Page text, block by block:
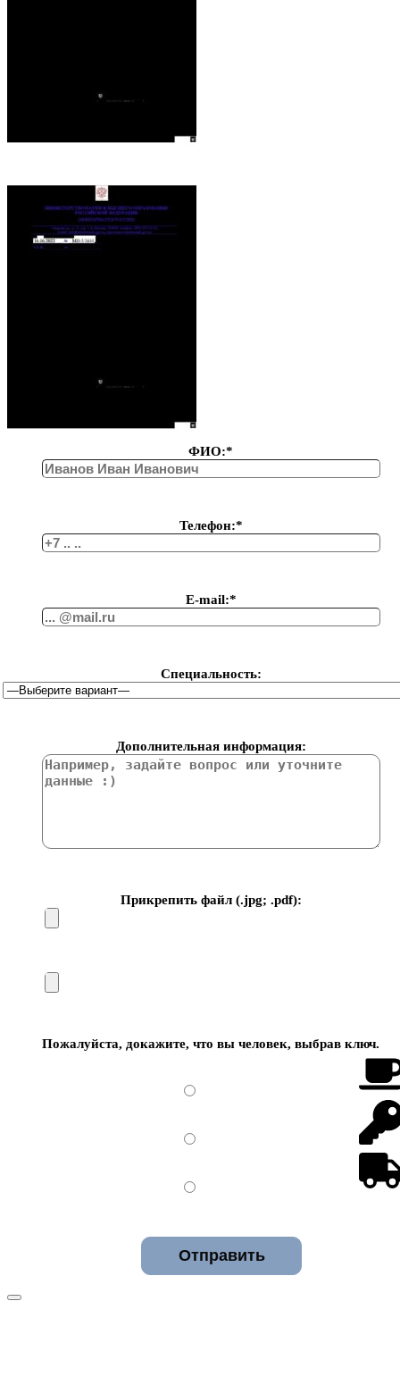
ФИО:*
Телефон:*
Е-mail:*
Специальность:
Дополнительная информация:
Прикрепить файл (.jpg; .pdf):
Пожалуйста, докажите, что вы человек, выбрав ключ.